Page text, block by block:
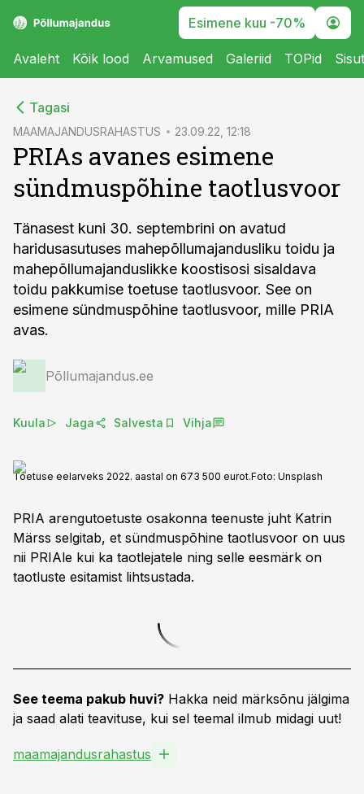
Esimene kuu -70%
Avaleht Kõik lood Arvamused Galeriid TOPid
Tagasi
MAAMAJANDUSRAHASTUS 23.09.22, 12:18
PRIAs avanes esimene
sündmuspõhine taotlusvoor
Tänasest kuni 30. septembrini on avatud
haridusasutuses mahepõllumajandusliku toidu ja
mahepõllumajanduslikke koostisosi sisaldava
toidu pakkumise toetuse taotlusvoor. See on
esimene sündmuspõhine taotlusvoor, mille PRIA
avas.
Põllumajandus.ee
Kuula Jaga Salvesta Vihja
Toetuse eelarveks 2022. aastal on 673 500 eurot.Foto: Unsplash
PRIA arengutoetuste osakonna teenuste juht Katrin
Märss selgitab, et sündmuspõhine taotlusvoor on uus
nii PRIAle kui ka taotlejatele ning selle eesmärk on
taotluste esitamist lihtsustada.
See teema pakub huvi? Hakka neid märksõnu jälgima
ja saad alati teavituse, kui sel teemal ilmub midagi uut!
maamajandusrahastus